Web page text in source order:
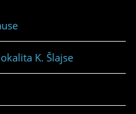
K. Šlajse